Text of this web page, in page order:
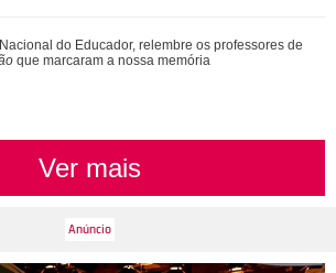
do Educador, relembre os professores de
que marcaram a nossa memória
Ver mais